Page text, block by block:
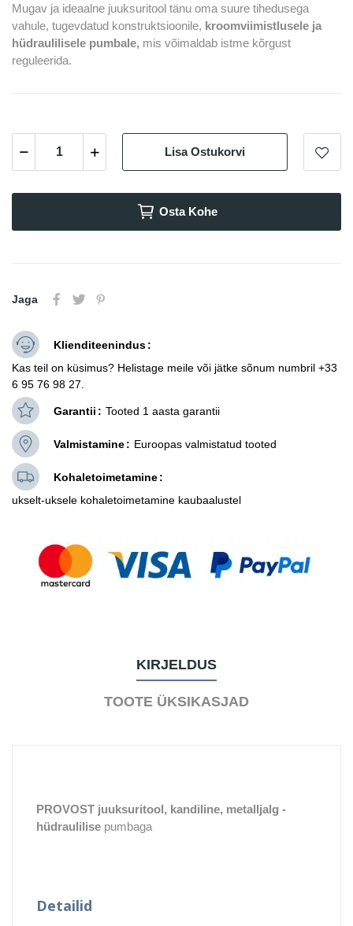
Mugav ja ideaalne juuksuritool tänu oma suure tihedusega
vahule, tugevdatud konstruktsioonile, kroomviimistlusele ja
hüdraulilisele pumbale, mis võimaldab istme kõrgust
reguleerida.
Lisa Ostukorvi
Osta Kohe
Jaga
Klienditeenindus
Kas teil on küsimus? Helistage meile või jätke sõnum numbril +33
6 95 76 98 27.
Garantii Tooted 1 aasta garantii
Valmistamine Euroopas valmistatud tooted
Kohaletoimetamine
ukselt-uksele kohaletoimetamine kaubaalustel
KIRJELDUS
TOOTE ÜKSIKASJAD
PROVOST juuksuritool, kandiline, metalljalg -
hüdraulilise pumbaga
Detailid